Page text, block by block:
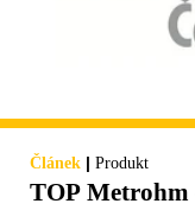
Článek | Produkt
TOP Metrohm